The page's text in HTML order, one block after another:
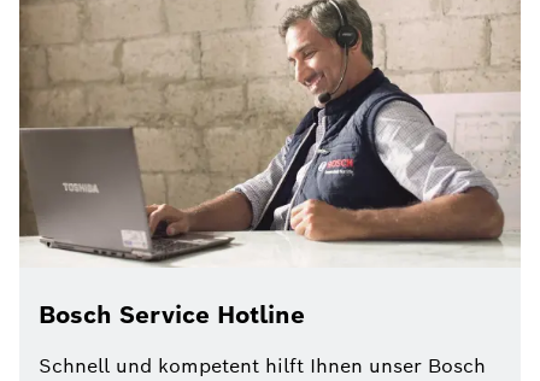
Bosch Service Hotline
Schnell und kompetent hilft Ihnen unser Bosch